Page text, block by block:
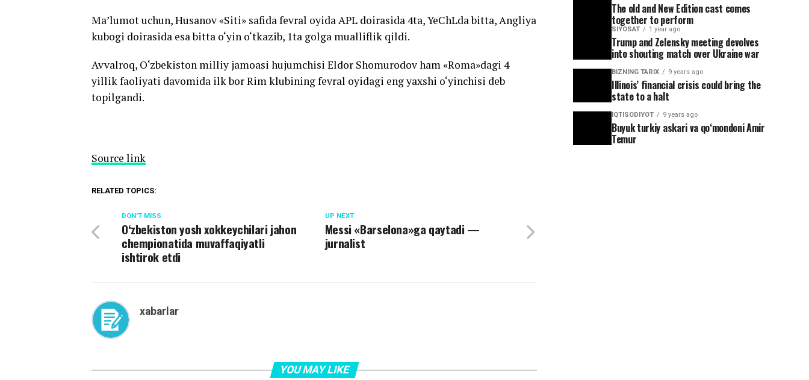
Ma’lumot uchun, Husanov «Siti» safida fevral oyida APL doirasida 4ta, YeChLda bitta, Angliya
kubogi doirasida esa bitta o‘yin o‘tkazib, 1ta golga mualliflik qildi.
Avvalroq, O‘zbekiston milliy jamoasi hujumchisi Eldor Shomurodov ham «Roma»dagi 4
yillik faoliyati davomida ilk bor Rim klubining fevral oyidagi eng yaxshi o‘yinchisi deb
topilgandi.
Source link
RELATED TOPICS:
UP NEXT
Messi «Barselona»ga qaytadi —
jurnalist
DON'T MISS
O‘zbekiston yosh xokkeychilari jahon
chempionatida muvaffaqiyatli
ishtirok etdi
xabarlar
YOU MAY LIKE
The old and New Edition cast comes
together to perform
SIYOSAT 1 year ago
Trump and Zelensky meeting devolves
into shouting match over Ukraine war
BIZNING TARIX 9 years ago
Illinois’ financial crisis could bring the
state to a halt
IQTISODIYOT 9 years ago
Buyuk turkiy askari va qoʻmondoni Amir
Temur